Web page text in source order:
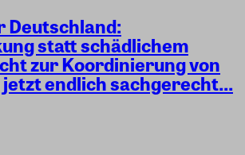
Deutschland:
statt schädlichem
zur Koordinierung von
endlich sachgerecht...